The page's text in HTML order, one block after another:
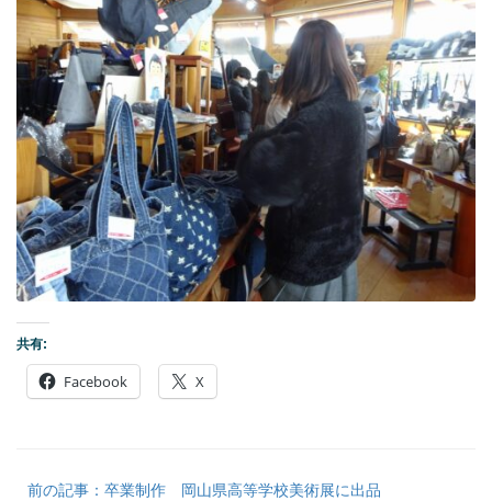
共有:
Facebook X
前の記事：卒業制作 岡山県高等学校美術展に出品